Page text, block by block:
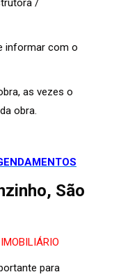
/
informar com o
as vezes o
obra.
São
para